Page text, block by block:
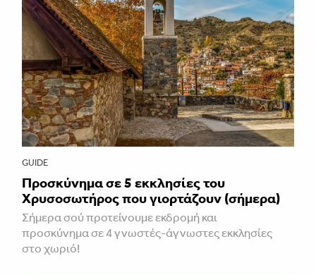
GUIDE
Προσκύνημα σε 5 εκκλησίες του
Χρυσοσωτήρος που γιορτάζουν (σήμερα)
Σήμερα σού προτείνουμε εκδρομή και
προσκύνημα σε 4 γνωστές-άγνωστες εκκλησίες
στο χωριό!